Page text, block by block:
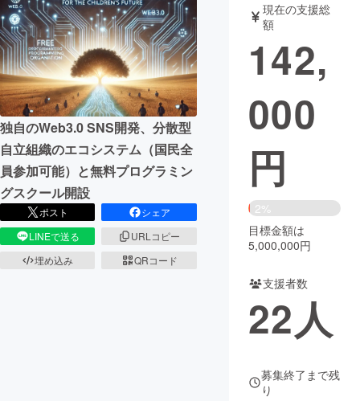
テクノロジー・ガジェット
映像・映画 書籍・雑誌
ビジネス・起業 チャレンジ
まちづくり・地域活性化
CAMPFIRE for Social Good CAMPFIRE Creation
CAMPFIREふるさと納税
コミュニティ
独自のWeb3.0 SNS開発、分散型
自立組織のエコシステム（国民全
員参加可能）と無料プログラミン
グスクール開設
ポスト
シェア
LINEで送る
URLコピー
埋め込み
QRコード
現在の支援総
額
142,
000
円
2%
目標金額は
5,000,000円
支援者数
22人
募集終了まで残
り